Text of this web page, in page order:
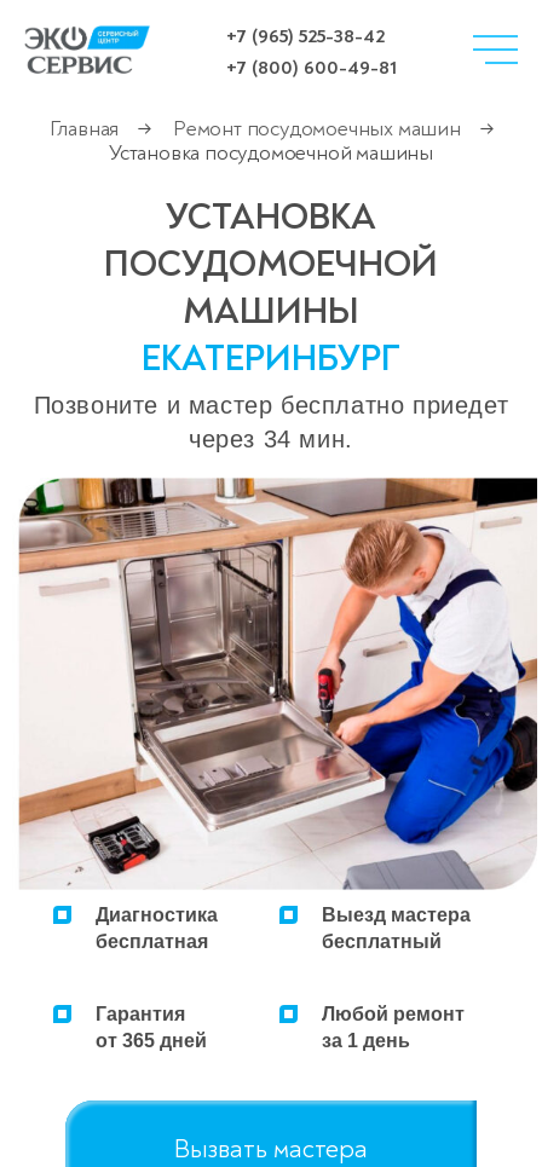
+7 (965) 525-38-42
+7 (800) 600-49-81
Главная → Ремонт посудомоечных машин
→
Установка посудомоечной машины
УСТАНОВКА
ПОСУДОМОЕЧНОЙ
МАШИНЫ
ЕКАТЕРИНБУРГ
Позвоните и мастер бесплатно приедет
через 34 мин.
Диагностика
бесплатная
Выезд мастера
бесплатный
Гарантия
от 365 дней
Любой ремонт
за 1 день
Вызвать мастера